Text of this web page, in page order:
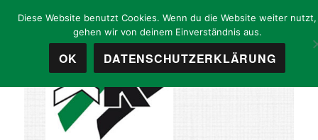
Diese Website benutzt Cookies. Wenn du die Website weiter nutzt,
gehen wir von deinem Einverständnis aus.
OK DATENSCHUTZERKLÄRUNG